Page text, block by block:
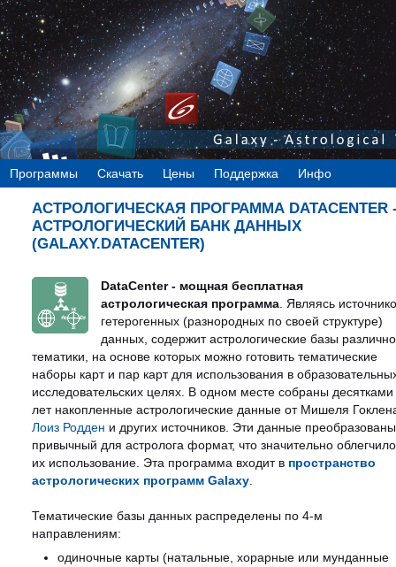
АСТРОЛОГИЧЕСКАЯ ПРОГРАММА DATACENTER
АСТРОЛОГИЧЕСКИЙ БАНК ДАННЫХ
(GALAXY.DATACENTER)
DataCenter - мощная бесплатная
астрологическая программа. Являясь
гетерогенных (разнородных по своей структуре)
данных, содержит астрологические базы
тематики, на основе которых можно готовить тематические
наборы карт и пар карт для использования в
исследовательских целях. В одном месте собраны десятками
лет накопленные астрологические данные от Мишеля
Лоиз Родден и других источников. Эти данные
привычный для астролога формат, что значительно облегчило
их использование. Эта программа входит в пространство
астрологических программ Galaxy.
Тематические базы данных распределены по 4-м
направлениям:
одиночные карты (натальные, хорарные или мунданные
Программы Скачать Цены Поддержка Инфо